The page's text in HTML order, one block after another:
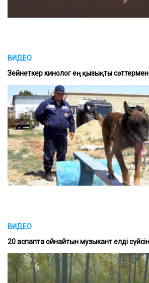
ВИДЕО
Зейнеткер кинолог ең қызықты сәттермен
ВИДЕО
20 аспапта ойнайтын музыкант елді